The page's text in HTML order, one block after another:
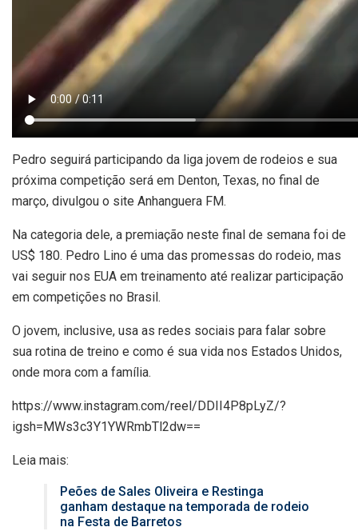
Pedro seguirá participando da liga jovem de rodeios e sua
próxima competição será em Denton, Texas, no final de
março, divulgou o site Anhanguera FM.
Na categoria dele, a premiação neste final de semana foi de
US$ 180. Pedro Lino é uma das promessas do rodeio, mas
vai seguir nos EUA em treinamento até realizar participação
em competições no Brasil.
O jovem, inclusive, usa as redes sociais para falar sobre
sua rotina de treino e como é sua vida nos Estados Unidos,
onde mora com a família.
https://www.instagram.com/reel/DDII4P8pLyZ/?
igsh=MWs3c3Y1YWRmbTl2dw==
Leia mais:
Peões de Sales Oliveira e Restinga
ganham destaque na temporada de rodeio
na Festa de Barretos